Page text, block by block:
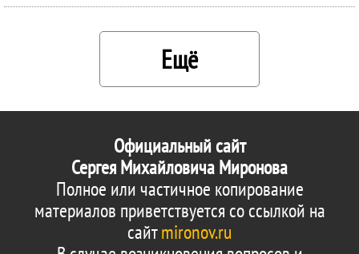
Ещё
Официальный сайт
Сергея Михайловича Миронова
Полное или частичное копирование
материалов приветствуется со ссылкой на
сайтmironov.ru